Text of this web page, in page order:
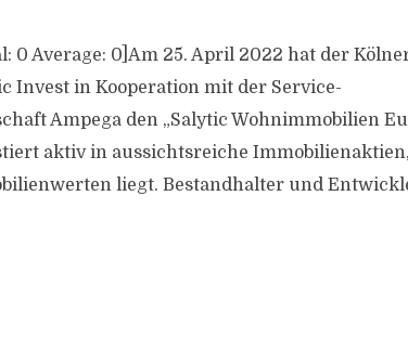
0 Average: 0]Am 25. April 2022 hat der
Invest in Kooperation mit der Service-
Ampega den „Salytic Wohnimmobilien
aktiv in aussichtsreiche
liegt. Bestandhalter und